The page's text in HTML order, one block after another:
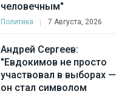
человечным"
Политика 7 Августа, 2026
Андрей Сергеев:
"Евдокимов не просто
участвовал в выборах —
он стал символом